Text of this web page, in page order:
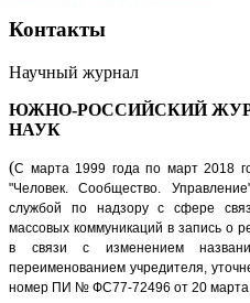
Контакты
Научный журнал
ЮЖНО-РОССИЙСКИЙ
НАУК
(С марта 1999 года по март 2018
"Человек. Сообщество.
службой по надзору с сфере
массовых коммуникаций в запись о
в связи с изменением
переименованием учредителя,
номер ПИ № ФС77-72496 от 20 марта